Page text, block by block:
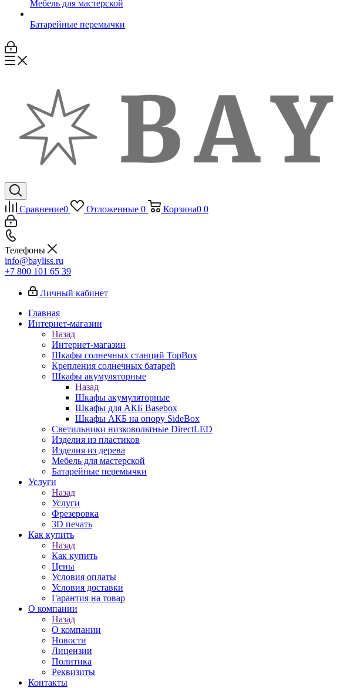
Мебель для мастерской
Батарейные перемычки
Сравнение0 Отложенные 0 Корзина0 0
Телефоны
info@bayliss.ru
+7 800 101 65 39
Личный кабинет
Главная
Интернет-магазин
Назад
Интернет-магазин
Шкафы солнечных станций TopBox
Крепления солнечных батарей
Шкафы акумуляторные
Назад
Шкафы акумуляторные
Шкафы для АКБ Basebox
Шкафы АКБ на опору SideBox
Светильники низковольтные DirectLED
Изделия из пластиков
Изделия из дерева
Мебель для мастерской
Батарейные перемычки
Услуги
Назад
Услуги
Фрезеровка
3D печать
Как купить
Назад
Как купить
Цены
Условия оплаты
Условия доставки
Гарантия на товар
О компании
Назад
О компании
Новости
Лицензии
Политика
Реквизиты
Контакты